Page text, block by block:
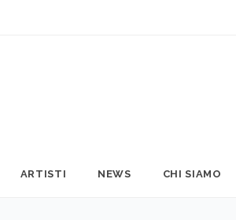
ARTISTI NEWS CHI SIAMO